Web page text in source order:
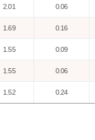
2.01 0.06
1.69 0.16
1.55 0.09
1.55 0.06
1.52 0.24